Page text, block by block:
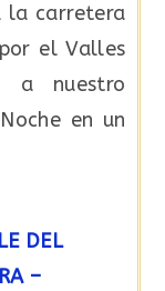
la carretera
el Valles
a nuestro
en un
DEL
–